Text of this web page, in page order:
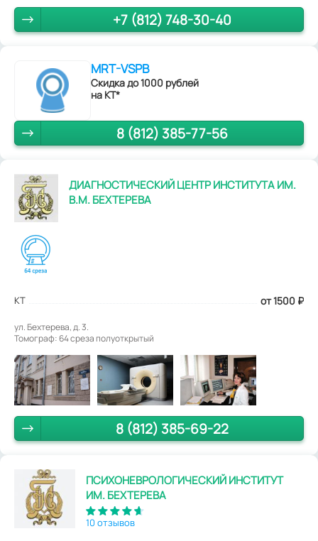
+7 (812) 748-30-40
MRT-VSPB
Скидка до 1000 рублей
на КТ*
8 (812) 385-77-56
ДИАГНОСТИЧЕСКИЙ ЦЕНТР ИНСТИТУТА ИМ.
В.М. БЕХТЕРЕВА
КТ от 1500 ₽
ул. Бехтерева, д. 3.
Томограф: 64 среза полуоткрытый
8 (812) 385-69-22
ПСИХОНЕВРОЛОГИЧЕСКИЙ ИНСТИТУТ
ИМ. БЕХТЕРЕВА
10 отзывов